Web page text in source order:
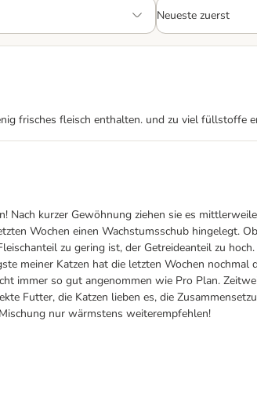
frisches fleisch enthalten. und zu viel füllstoffe
Nach kurzer Gewöhnung ziehen sie es
Wochen einen Wachstumsschub hingelegt.
zu gering ist, der Getreideanteil zu
meiner Katzen hat die letzten Wochen
immer so gut angenommen wie Pro Plan.
Futter, die Katzen lieben es, die
nur wärmstens weiterempfehlen!